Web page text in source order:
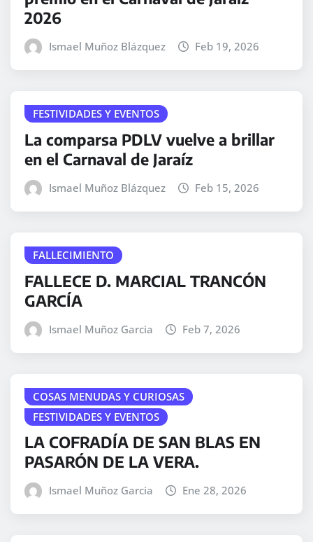
2026
Ismael Muñoz Blázquez Feb 19, 2026
FESTIVIDADES Y EVENTOS
La comparsa PDLV vuelve a brillar
en el Carnaval de Jaraíz
Ismael Muñoz Blázquez Feb 15, 2026
FALLECIMIENTO
FALLECE D. MARCIAL TRANCÓN
GARCÍA
Ismael Muñoz Garcia Feb 7, 2026
COSAS MENUDAS Y CURIOSAS
FESTIVIDADES Y EVENTOS
LA COFRADÍA DE SAN BLAS EN
PASARÓN DE LA VERA.
Ismael Muñoz Garcia Ene 28, 2026